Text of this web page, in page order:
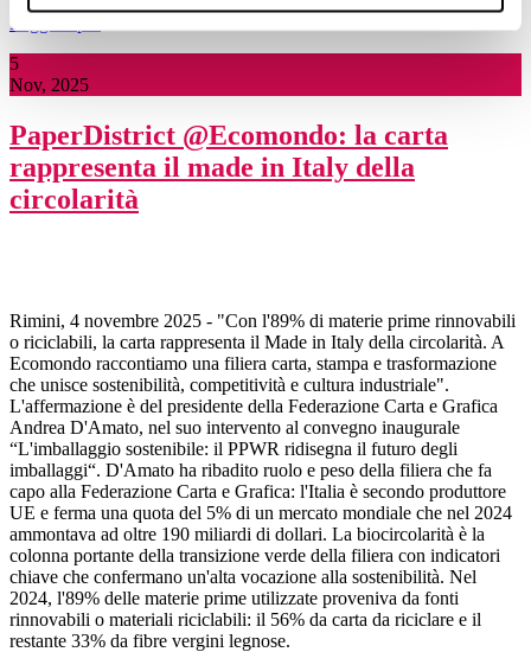
Leggi di più
5
Nov, 2025
PaperDistrict @Ecomondo: la carta
rappresenta il made in Italy della
circolarità
Rimini, 4 novembre 2025 - "Con l'89% di materie prime rinnovabili
o riciclabili, la carta rappresenta il Made in Italy della circolarità. A
Ecomondo raccontiamo una filiera carta, stampa e trasformazione
che unisce sostenibilità, competitività e cultura industriale".
L'affermazione è del presidente della Federazione Carta e Grafica
Andrea D'Amato, nel suo intervento al convegno inaugurale
“L'imballaggio sostenibile: il PPWR ridisegna il futuro degli
imballaggi“. D'Amato ha ribadito ruolo e peso della filiera che fa
capo alla Federazione Carta e Grafica: l'Italia è secondo produttore
UE e ferma una quota del 5% di un mercato mondiale che nel 2024
ammontava ad oltre 190 miliardi di dollari. La biocircolarità è la
colonna portante della transizione verde della filiera con indicatori
chiave che confermano un'alta vocazione alla sostenibilità. Nel
2024, l'89% delle materie prime utilizzate proveniva da fonti
rinnovabili o materiali riciclabili: il 56% da carta da riciclare e il
restante 33% da fibre vergini legnose.